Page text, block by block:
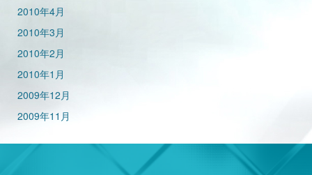
2010年4月
2010年3月
2010年2月
2010年1月
2009年12月
2009年11月